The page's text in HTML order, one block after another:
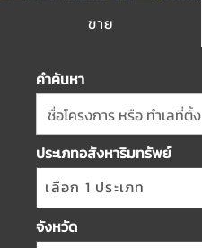
ขาย
คำค้นหา
ชื่อโครงการ หรือ ทำเลที่ตั้ง
ประเภทอสังหาริมทรัพย์
เลือก 1 ประเภท
จังหวัด